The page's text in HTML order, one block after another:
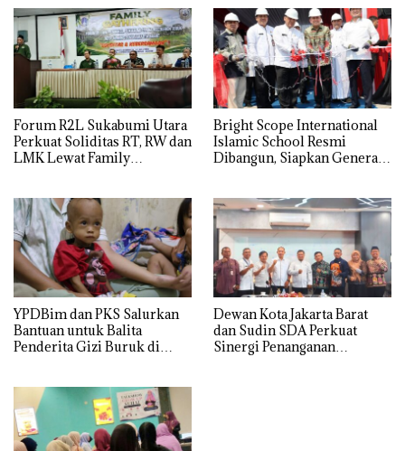
Forum R2L Sukabumi Utara
Perkuat Soliditas RT, RW dan
LMK Lewat Family
Bright Scope International
Islamic School Resmi
Dibangun, Siapkan Generasi
YPDBim dan PKS Salurkan
Bantuan untuk Balita
Penderita Gizi Buruk di
Dewan Kota Jakarta Barat
dan Sudin SDA Perkuat
Sinergi Penanganan